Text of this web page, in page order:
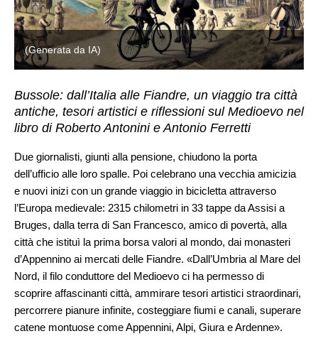
(Generata da IA)
Bussole: dall’Italia alle Fiandre, un viaggio tra città
antiche, tesori artistici e riflessioni sul Medioevo nel
libro di Roberto Antonini e Antonio Ferretti
Due giornalisti, giunti alla pensione, chiudono la porta
dell’ufficio alle loro spalle. Poi celebrano una vecchia amicizia
e nuovi inizi con un grande viaggio in bicicletta attraverso
l’Europa medievale: 2315 chilometri in 33 tappe da Assisi a
Bruges, dalla terra di San Francesco, amico di povertà, alla
città che istituì la prima borsa valori al mondo, dai monasteri
d’Appennino ai mercati delle Fiandre. «Dall’Umbria al Mare del
Nord, il filo conduttore del Medioevo ci ha permesso di
scoprire affascinanti città, ammirare tesori artistici straordinari,
percorrere pianure infinite, costeggiare fiumi e canali, superare
catene montuose come Appennini, Alpi, Giura e Ardenne».